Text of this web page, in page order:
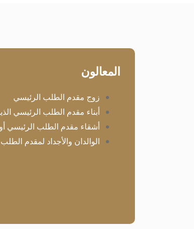
المعالون
زوج مقدم الطلب الرئيسي
أبناء مقدم الطلب الرئيسي الذين
أشقاء مقدم الطلب الرئيسي
الوالدان والأجداد لمقدم